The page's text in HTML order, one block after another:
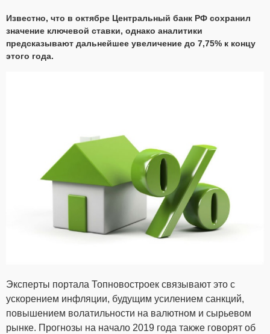
Известно, что в октябре Центральный банк РФ сохранил
значение ключевой ставки, однако аналитики
предсказывают дальнейшее увеличение до 7,75% к концу
этого года.
Эксперты портала Топновостроек связывают это с
ускорением инфляции, будущим усилением санкций,
повышением волатильности на валютном и сырьевом
рынке. Прогнозы на начало 2019 года также говорят об